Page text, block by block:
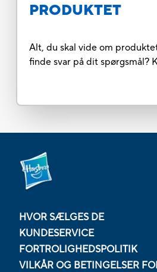
PRODUKTET
Alt, du skal vide om
finde svar på dit spørgsmål?
HVOR SÆLGES DE
KUNDESERVICE
FORTROLIGHEDSPOLITIK
VILKÅR OG BETINGELSER